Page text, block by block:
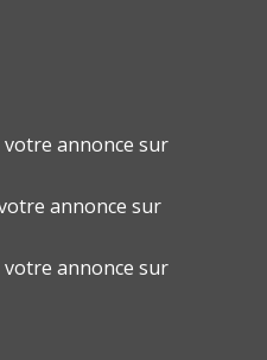
annonce sur
annonce sur
annonce sur